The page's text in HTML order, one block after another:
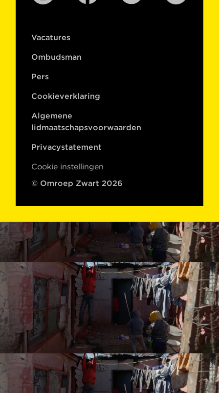
Vacatures
Ombudsman
Pers
Cookieverklaring
Algemene
lidmaatschapsvoorwaarden
Privacystatement
Cookie instellingen
© Omroep Zwart 2026